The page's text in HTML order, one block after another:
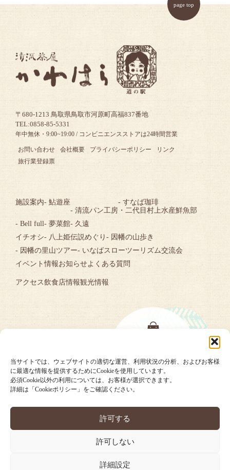
当サイトでは、ウェブサイトの適切な運営、利用状況の分析、およびお客様
に最適な情報を提供するためにCookieを使用しています。
必須Cookie以外の利用については、お客様が選択できます。
詳細は「Cookieポリシー」をご確認ください。
許可する
許可しない
詳細設定
page top
〒680-1213 鳥取県鳥取市河原町高福837番地
TEL:0858-85-5331
年中無休・9:00~19:00 / コンビニエンスストアは24時間営業
お問い合わせ 会社概要 プライバシーポリシー
リンク
旅行業登録票
施設案内- 鮎遊座
- 清流パン工房
- すなば珈琲
・二代目村上水産鮮魚部
- Bell full- 夢菜館- 久遠
イチオシ- 八上姫伝説めぐり - 因幡の山歩き
- 因幡の里山ツアー- いなばスローツーリズム交流会
イベント情報お知らせよくある質問
アクセス飲食店情報観光情報